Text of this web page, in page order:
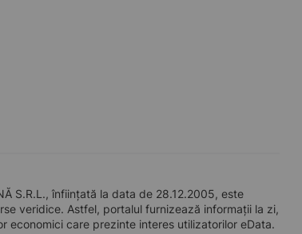
S.R.L., înființată la data de 28.12.2005, este
veridice. Astfel, portalul furnizează informații la zi,
economici care prezinte interes utilizatorilor eData.